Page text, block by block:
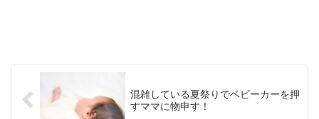
混雑している夏祭りでベビーカーを押
すママに物申す！